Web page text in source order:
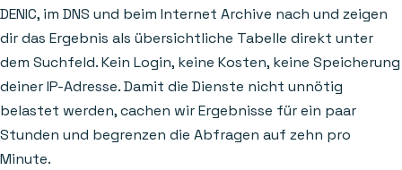
DENIC, im DNS und beim Internet Archive nach und zeigen
dir das Ergebnis als übersichtliche Tabelle direkt unter
dem Suchfeld. Kein Login, keine Kosten, keine Speicherung
deiner IP-Adresse. Damit die Dienste nicht unnötig
belastet werden, cachen wir Ergebnisse für ein paar
Stunden und begrenzen die Abfragen auf zehn pro
Minute.